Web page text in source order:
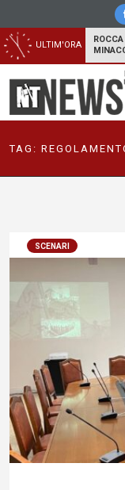
ULTIM'ORA
TAG:
SCENARI